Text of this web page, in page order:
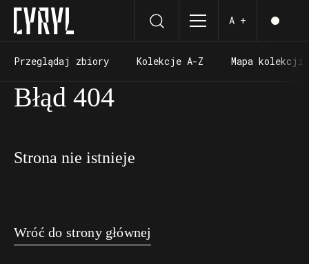
A +
Przeglądaj zbiory
Kolekcje A-Z
Mapa kolekcji
Mapa kolekcji
Błąd 404
Strona nie istnieje
Wróć do strony głównej